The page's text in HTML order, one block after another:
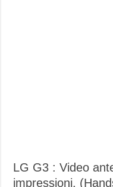
LG G3 : Video
impressioni.